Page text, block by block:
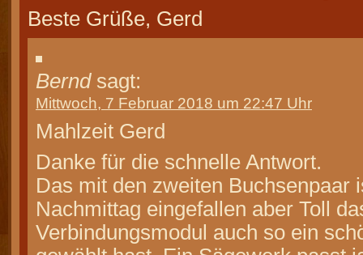
Beste Grüße, Gerd
Bernd sagt:
Mittwoch, 7 Februar 2018 um 22:47 Uhr
Mahlzeit Gerd
Danke für die schnelle Antwort.
Das mit den zweiten Buchsenpaar
Nachmittag eingefallen aber Toll
Verbindungsmodul auch so ein